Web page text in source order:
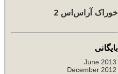
خوراک آراس‌اس 2
بایگانی
June 2013
December 2012